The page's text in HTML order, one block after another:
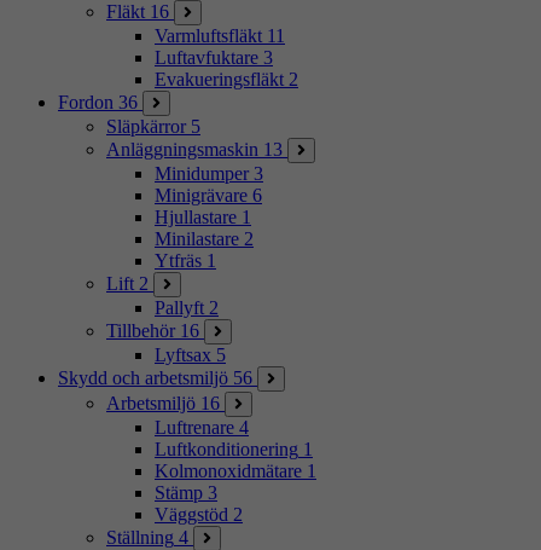
Fläkt 16
Varmluftsfläkt 11
Luftavfuktare 3
Evakueringsfläkt 2
Fordon 36
Släpkärror 5
Anläggningsmaskin 13
Minidumper 3
Minigrävare 6
Hjullastare 1
Minilastare 2
Ytfräs 1
Lift 2
Pallyft 2
Tillbehör 16
Lyftsax 5
Skydd och arbetsmiljö 56
Arbetsmiljö 16
Luftrenare 4
Luftkonditionering 1
Kolmonoxidmätare 1
Stämp 3
Väggstöd 2
Ställning 4